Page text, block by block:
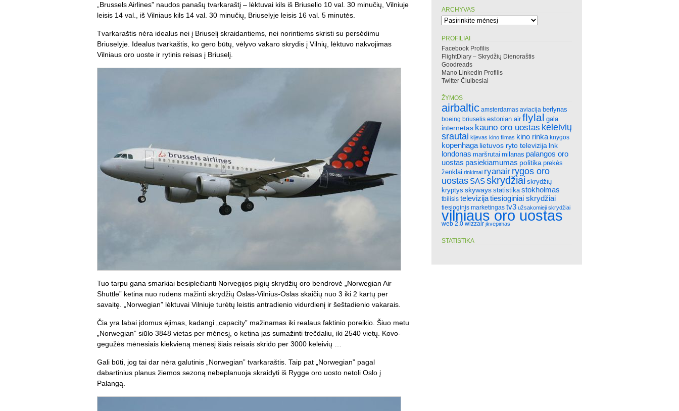
„Brussels Airlines” naudos panašų tvarkaraštį – lėktuvai kils iš Briuselio 10 val. 30 minučių, Vilniuje
leisis 14 val., iš Vilniaus kils 14 val. 30 minučių, Briuselyje leisis 16 val. 5 minutės.
Tvarkaraštis nėra idealus nei į Briuselį skraidantiems, nei norintiems skristi su persėdimu
Briuselyje. Idealus tvarkaštis, ko gero būtų, vėlyvo vakaro skrydis į Vilnių, lėktuvo nakvojimas
Vilniaus oro uoste ir rytinis reisas į Briuselį.
Tuo tarpu gana smarkiai besiplečianti Norvegijos pigių skrydžių oro bendrovė „Norwegian Air
Shuttle” ketina nuo rudens mažinti skrydžių Oslas-Vilnius-Oslas skaičių nuo 3 iki 2 kartų per
savaitę. „Norwegian” lėktuvai Vilniuje turėtų leistis antradienio vidurdienį ir šeštadienio vakarais.
Čia yra labai įdomus ėjimas, kadangi „capacity” mažinamas iki realaus faktinio poreikio. Šiuo metu
„Norwegian” siūlo 3848 vietas per mėnesį, o ketina jas sumažinti trečdaliu, iki 2540 vietų. Kovo-
gegužės mėnesiais kiekvieną mėnesį šiais reisais skrido per 3000 keleivių …
Gali būti, jog tai dar nėra galutinis „Norwegian” tvarkaraštis. Taip pat „Norwegian” pagal
dabartinius planus žiemos sezoną nebeplanuoja skraidyti iš Rygge oro uosto netoli Oslo į
Palangą.
ARCHYVAS
Archyvas
PROFILIAI
Facebook Profilis
FlightDiary – Skrydžių Dienoraštis
Goodreads
Mano LinkedIn Profilis
Twitter Čiulbesiai
ŽYMOS
airbaltic amsterdamas aviacija berlynas
boeing briuselis estonian air flylal gala
internetas kauno oro uostas keleivių
srautai kijevas kino filmas kino rinka knygos
kopenhaga lietuvos ryto televizija lnk
londonas maršrutai milanas palangos oro
uostas pasiekiamumas politika prekės
ženklai rinkimai ryanair rygos oro
uostas SASskrydžiai skrydžių
kryptys skyways statistika stokholmas
tbilisis televizijatiesioginiai skrydžiai
tiesioginis marketingas tv3 užsakomieji skrydžiai
vilniaus oro uostas
web 2.0 wizzair įkvėpimas
STATISTIKA